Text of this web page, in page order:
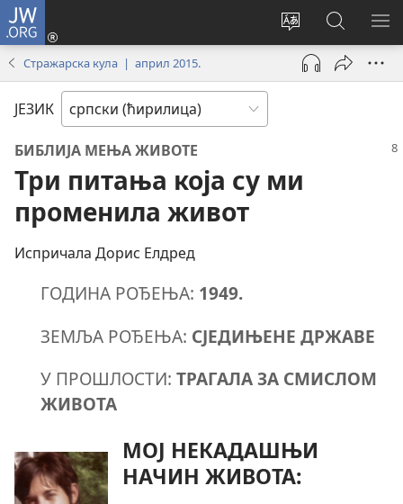
JW.ORG
Промени
језик
сајта
Пријава
(отвара
прозор)
Претрага
сајта
JW.ORG
Стражарска кула | април 2015.
ЈЕЗИК
БИБЛИЈА МЕЊА ЖИВОТЕ
Три питања која су ми
променила живот
Испричала Дорис Елдред
ГОДИНА РОЂЕЊА: 1949.
ЗЕМЉА РОЂЕЊА: СЈЕДИЊЕНЕ ДРЖАВЕ
У ПРОШЛОСТИ: ТРАГАЛА ЗА СМИСЛОМ
ЖИВОТА
МОЈ НЕКАДАШЊИ
НАЧИН ЖИВОТА: